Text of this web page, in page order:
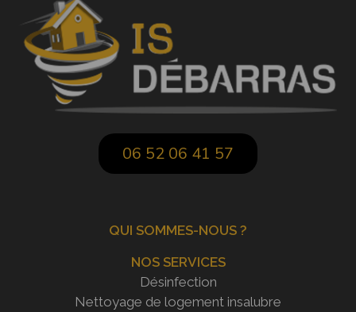
06 52 06 41 57
QUI SOMMES-NOUS ?
NOS SERVICES
Désinfection
Nettoyage de logement insalubre